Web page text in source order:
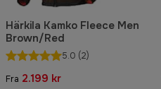
Härkila Kamko Fleece Men
Brown/Red
5.0 (2)
Fra 2.199 kr